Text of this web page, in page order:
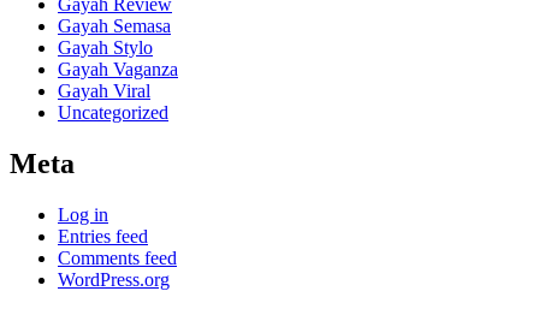
Gayah Review
Gayah Semasa
Gayah Stylo
Gayah Vaganza
Gayah Viral
Uncategorized
Meta
Log in
Entries feed
Comments feed
WordPress.org